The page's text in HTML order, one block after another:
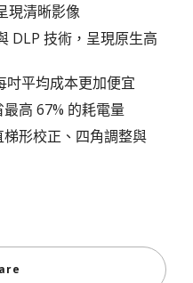
現清晰影像
DLP 技術，呈現原生高
吋平均成本更加便宜
高 67% 的耗電量
形校正、四角調整與